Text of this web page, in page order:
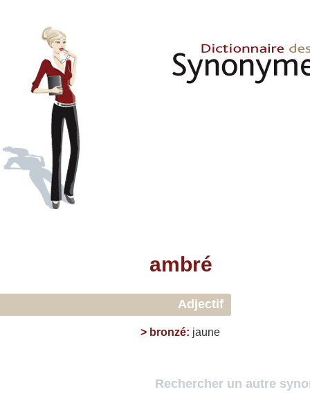
ambré
Adjectif
> bronzé: jaune
Rechercher un autre